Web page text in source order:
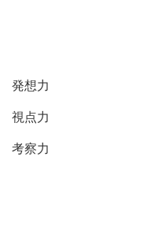
発想力
視点力
考察力